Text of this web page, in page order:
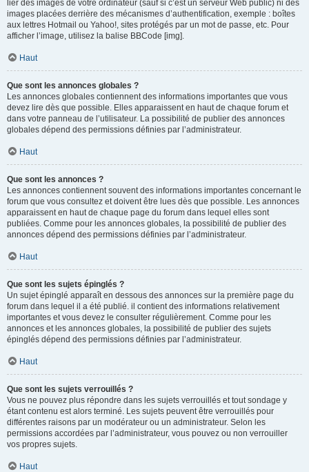
lier des images de votre ordinateur (sauf si c’est un serveur Web public) ni des
images placées derrière des mécanismes d’authentification, exemple : boîtes
aux lettres Hotmail ou Yahoo!, sites protégés par un mot de passe, etc. Pour
afficher l’image, utilisez la balise BBCode [img].
Haut
Que sont les annonces globales ?
Les annonces globales contiennent des informations importantes que vous
devez lire dès que possible. Elles apparaissent en haut de chaque forum et
dans votre panneau de l’utilisateur. La possibilité de publier des annonces
globales dépend des permissions définies par l’administrateur.
Haut
Que sont les annonces ?
Les annonces contiennent souvent des informations importantes concernant le
forum que vous consultez et doivent être lues dès que possible. Les annonces
apparaissent en haut de chaque page du forum dans lequel elles sont
publiées. Comme pour les annonces globales, la possibilité de publier des
annonces dépend des permissions définies par l’administrateur.
Haut
Que sont les sujets épinglés ?
Un sujet épinglé apparaît en dessous des annonces sur la première page du
forum dans lequel il a été publié. il contient des informations relativement
importantes et vous devez le consulter régulièrement. Comme pour les
annonces et les annonces globales, la possibilité de publier des sujets
épinglés dépend des permissions définies par l’administrateur.
Haut
Que sont les sujets verrouillés ?
Vous ne pouvez plus répondre dans les sujets verrouillés et tout sondage y
étant contenu est alors terminé. Les sujets peuvent être verrouillés pour
différentes raisons par un modérateur ou un administrateur. Selon les
permissions accordées par l’administrateur, vous pouvez ou non verrouiller
vos propres sujets.
Haut